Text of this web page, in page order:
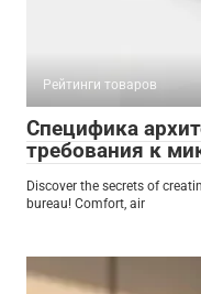
Рейтинги товаров
Специфика
требования к
Discover the secrets of
bureau! Comfort, air